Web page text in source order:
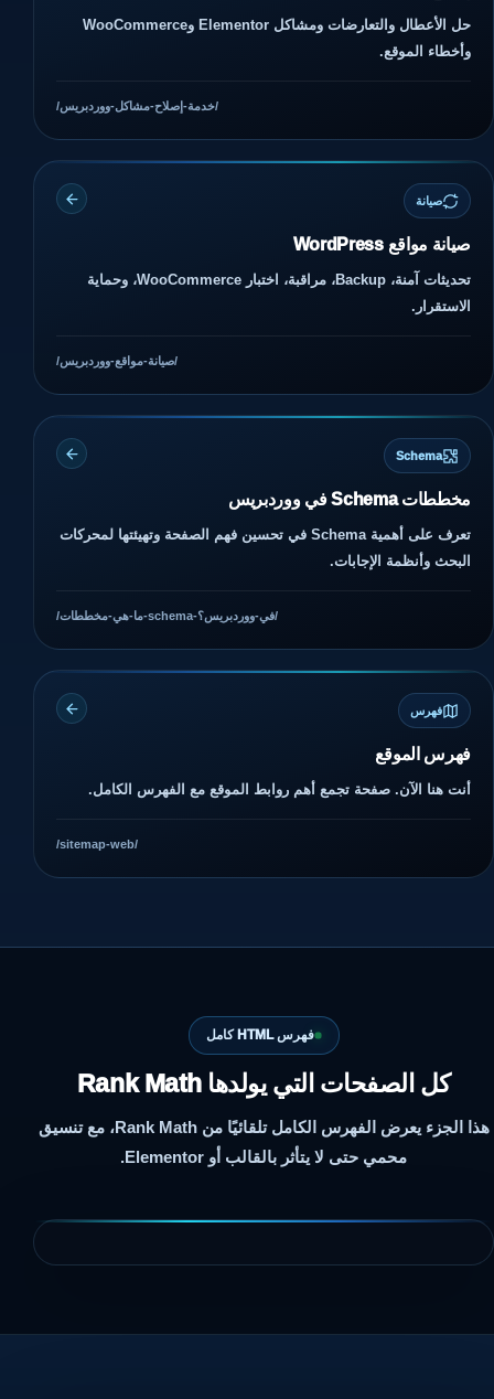
حل الأعطال والتعارضات ومشاكل Elementor وWooCommerce
وأخطاء الموقع.
/خدمة-إصلاح-مشاكل-ووردبريس/
صيانة
صيانة مواقع WordPress
تحديثات آمنة، Backup، مراقبة، اختبار WooCommerce، وحماية
الاستقرار.
/صيانة-مواقع-ووردبريس/
Schema
مخططات Schema في ووردبريس
تعرف على أهمية Schema في تحسين فهم الصفحة وتهيئتها لمحركات
البحث وأنظمة الإجابات.
/ما-هي-مخططات-schema-في-ووردبريس؟/
فهرس
فهرس الموقع
أنت هنا الآن. صفحة تجمع أهم روابط الموقع مع الفهرس الكامل.
/sitemap-web/
فهرس HTML كامل
كل الصفحات التي يولدها Rank Math
هذا الجزء يعرض الفهرس الكامل تلقائيًا من Rank Math، مع تنسيق
محمي حتى لا يتأثر بالقالب أو Elementor.